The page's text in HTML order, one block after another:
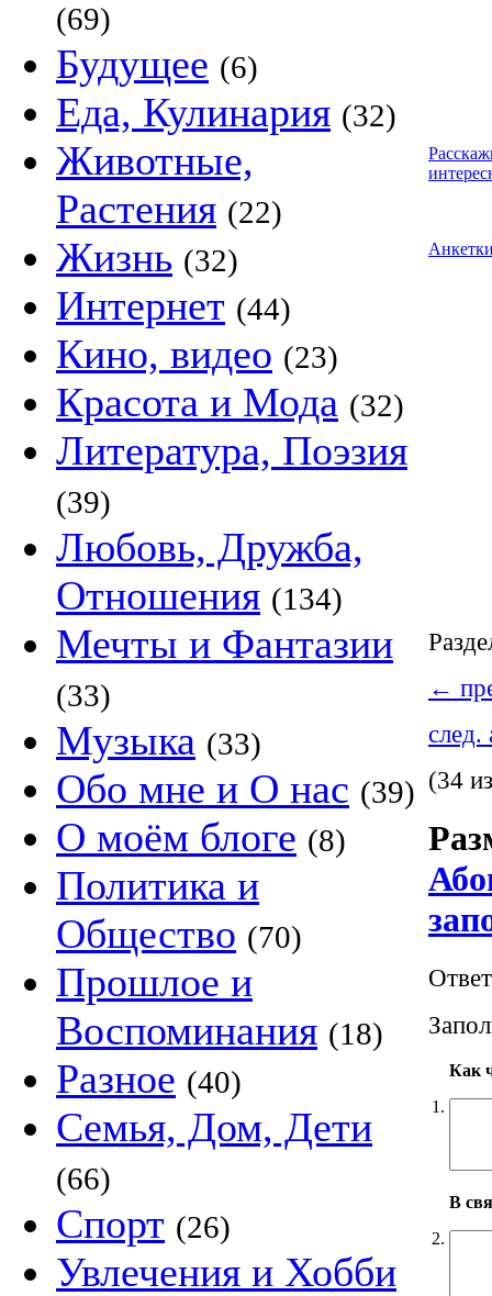
(69)
Будущее (6)
Еда, Кулинария (32)
Животные,
Растения (22)
Жизнь (32)
Интернет (44)
Кино, видео (23)
Красота и Мода (32)
Литература, Поэзия
(39)
Любовь, Дружба,
Отношения (134)
Мечты и Фантазии
(33)
Музыка (33)
Обо мне и О нас (39)
О моём блоге (8)
Политика и
Общество (70)
Прошлое и
Воспоминания (18)
Разное (40)
Семья, Дом, Дети
(66)
Спорт (26)
Увлечения и Хобби
←
след.
(34
1.
Как
2.
В